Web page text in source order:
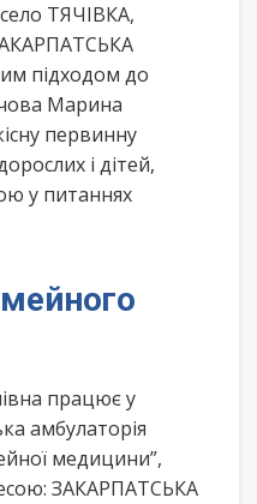
ТЯЧІВКА,
підходом до
Марина
первинну
і дітей,
у питаннях
працює у
амбулаторія
медицини”,
ЗАКАРПАТСЬКА